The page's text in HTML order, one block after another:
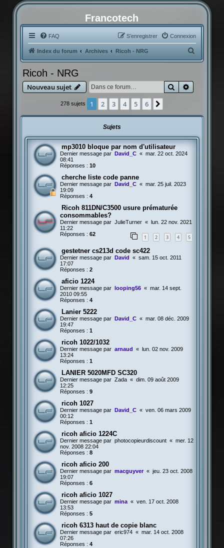
Francotech
FAQ Connexion
S’enregistrer
Index du forum Archives Ricoh - NRG
e
h
Ricoh - NRG
Nouveau sujet Rechercher
278 sujets 1 2 3 4 5 6
Sujets
mp3010 bloque par nom d'utilisateur
Dernier message par David_C « mar. 22 oct. 2024
08:41
Réponses : 10
cherche liste code panne
Dernier message par David_C « mar. 25 juil. 2023
19:09
Réponses : 4
Ricoh 811DN/C3500 usure prématurée
consommables?
Dernier message par JulieTurner «
lun. 22 nov. 2021
11:22
Réponses : 62 1 2 3 4 5
gestetner cs213d code sc422
Dernier message par David « sam. 15 oct. 2011
17:07
Réponses : 2
aficio 1224
Dernier message par looping56 « mar. 14 sept.
2010 09:55
Réponses : 4
Lanier 5222
Dernier message par David_C « mar. 08 déc. 2009
19:47
Réponses : 1
ricoh 1022/1032
Dernier message par arnaud « lun. 02 nov. 2009
13:24
Réponses : 1
LANIER 5020MFD SC320
Dernier message par Zada « dim. 09 août 2009
12:25
Réponses : 9
ricoh 1027
Dernier message par David_C « ven. 06 mars 2009
00:12
Réponses : 1
ricoh aficio 1224C
Dernier message par photocopieurdiscount « mer. 12
nov. 2008 22:04
Réponses : 8
ricoh aficio 200
Dernier message par macguyver « jeu. 23 oct. 2008
19:07
Réponses : 6
ricoh aficio 1027
Dernier message par mina « ven. 17 oct. 2008
13:53
Réponses : 5
ricoh 6313 haut de copie blanc
Dernier message par eric974 « mar. 14 oct. 2008
07:26
Réponses : 4